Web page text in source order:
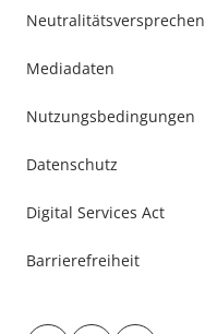
Neutralitätsversprechen
Mediadaten
Nutzungsbedingungen
Datenschutz
Digital Services Act
Barrierefreiheit